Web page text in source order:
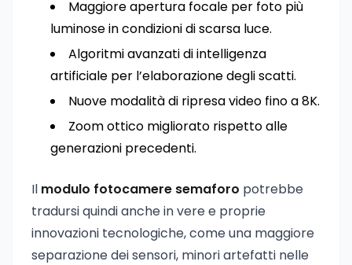
Maggiore apertura focale per foto più
luminose in condizioni di scarsa luce.
Algoritmi avanzati di intelligenza
artificiale per l’elaborazione degli scatti.
Nuove modalità di ripresa video fino a 8K.
Zoom ottico migliorato rispetto alle
generazioni precedenti.
Il modulo fotocamere semaforo potrebbe
tradursi quindi anche in vere e proprie
innovazioni tecnologiche, come una maggiore
separazione dei sensori, minori artefatti nelle